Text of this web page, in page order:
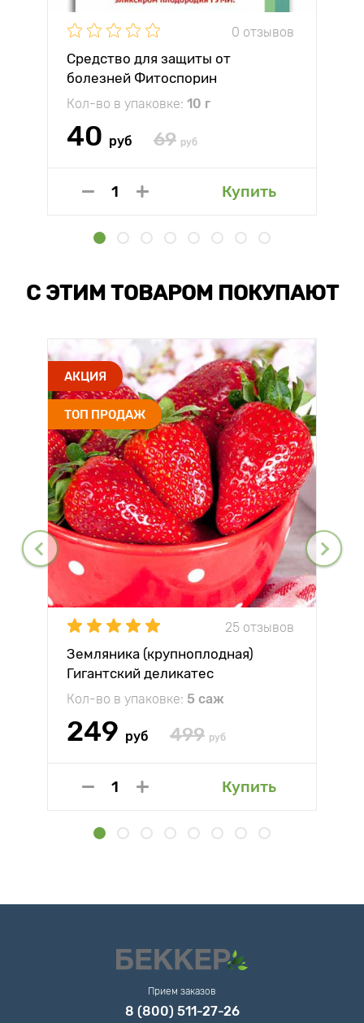
0 отзывов
Средство для защиты от
болезней Фитоспорин
Кол-во в упаковке: 10 г
40 руб 69 руб
Купить
С ЭТИМ ТОВАРОМ ПОКУПАЮТ
АКЦИЯ
ТОП ПРОДАЖ
25 отзывов
Земляника (крупноплодная)
Гигантский деликатес
Кол-во в упаковке: 5 саж
249 руб 499 руб
Купить
Прием заказов
8 (800) 511-27-26